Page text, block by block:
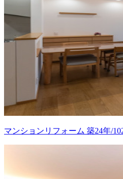
マンションリフォーム 築24年/